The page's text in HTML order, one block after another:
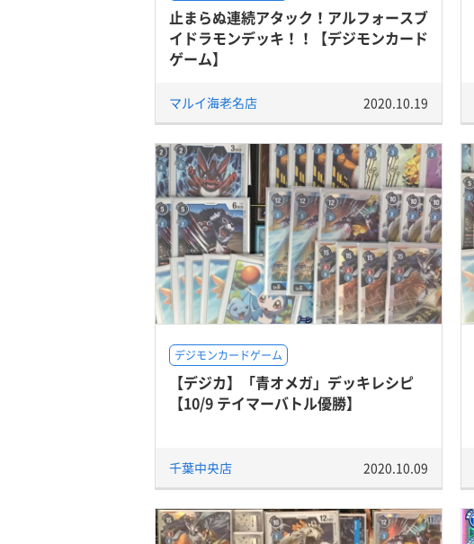
止まらぬ連続アタック！アルフォースブ
イドラモンデッキ！！【デジモンカード
ゲーム】
マルイ海老名店 2020.10.19
デジモンカードゲーム
【デジカ】「青オメガ」デッキレシピ
【10/9 テイマーバトル優勝】
千葉中央店 2020.10.09